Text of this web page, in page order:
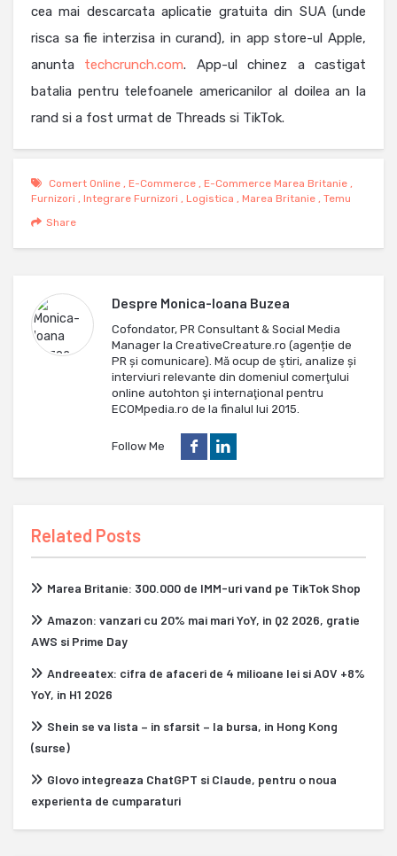
cea mai descarcata aplicatie gratuita din SUA (unde
risca sa fie interzisa in curand), in app store-ul Apple,
anunta techcrunch.com. App-ul chinez a castigat
batalia pentru telefoanele americanilor al doilea an la
rand si a fost urmat de Threads si TikTok.
Comert Online , E-Commerce , E-Commerce Marea Britanie ,
Furnizori , Integrare Furnizori , Logistica , Marea Britanie , Temu
Share
Despre Monica-Ioana Buzea
Cofondator, PR Consultant & Social Media
Manager la CreativeCreature.ro (agenție de
PR și comunicare). Mă ocup de ştiri, analize și
interviuri relevante din domeniul comerţului
online autohton şi internaţional pentru
ECOMpedia.ro de la finalul lui 2015.
Follow Me
Related Posts
Marea Britanie: 300.000 de IMM-uri vand pe TikTok Shop
Amazon: vanzari cu 20% mai mari YoY, in Q2 2026, gratie
AWS si Prime Day
Andreeatex: cifra de afaceri de 4 milioane lei si AOV +8%
YoY, in H1 2026
Shein se va lista – in sfarsit – la bursa, in Hong Kong
(surse)
Glovo integreaza ChatGPT si Claude, pentru o noua
experienta de cumparaturi